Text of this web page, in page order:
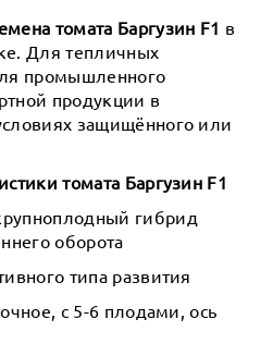
томата Баргузин F1 в
Для тепличных
промышленного
продукции в
защищённого или
томата Баргузин F1
гибрид
оборота
типа развития
с 5-6 плодами, ось